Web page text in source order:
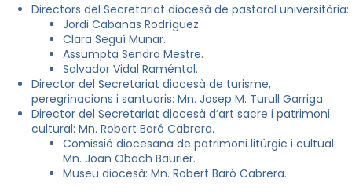
Directors del Secretariat diocesà de pastoral universitària:
Jordi Cabanas Rodríguez.
Clara Seguí Munar.
Assumpta Sendra Mestre.
Salvador Vidal Raméntol.
Director del Secretariat diocesà de turisme,
peregrinacions i santuaris: Mn. Josep M. Turull Garriga.
Director del Secretariat diocesà d’art sacre i patrimoni
cultural: Mn. Robert Baró Cabrera.
Comissió diocesana de patrimoni litúrgic i cultual:
Mn. Joan Obach Baurier.
Museu diocesà: Mn. Robert Baró Cabrera.